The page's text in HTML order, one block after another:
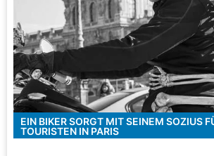
EIN BIKER SORGT MIT SEINEM SOZIUS
TOURISTEN IN PARIS